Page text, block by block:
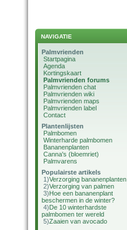
NAVIGATIE
Palmvrienden
Startpagina
Agenda
Kortingskaart
Palmvrienden forums
Palmvrienden chat
Palmvrienden wiki
Palmvrienden maps
Palmvrienden label
Contact
Plantenlijsten
Palmbomen
Winterharde palmbomen
Bananenplanten
Canna's (bloemriet)
Palmvarens
Populairste artikels
1)Verzorging bananenplanten
2)Verzorging van palmen
3)Hoe een bananenplant
beschermen in de winter?
4)De 10 winterhardste
palmbomen ter wereld
5)Zaaien van avocado